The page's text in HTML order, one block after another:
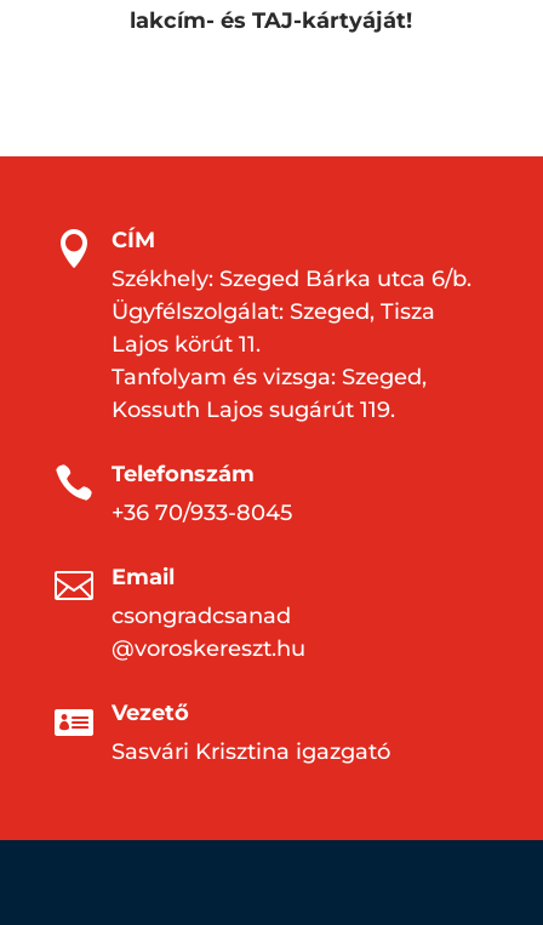
lakcím- és TAJ-kártyáját!

CÍM
Székhely: Szeged Bárka utca 6/b.
Ügyfélszolgálat: Szeged, Tisza
Lajos körút 11.
Tanfolyam és vizsga: Szeged,
Kossuth Lajos sugárút 119.

Telefonszám
+36 70/933-8045

Email
csongradcsanad
@voroskereszt.hu

Vezető
Sasvári Krisztina igazgató